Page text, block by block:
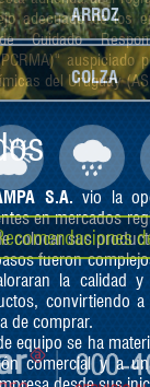
ARROZ
COLZA
adecuado de los
Cuidado
auspiciado
del Uruguay
S.A. vio la
en mercados
colocar sus
fueron
la calidad y
convirtiendo
de comprar.
equipo se ha
comercial y a
desde sus